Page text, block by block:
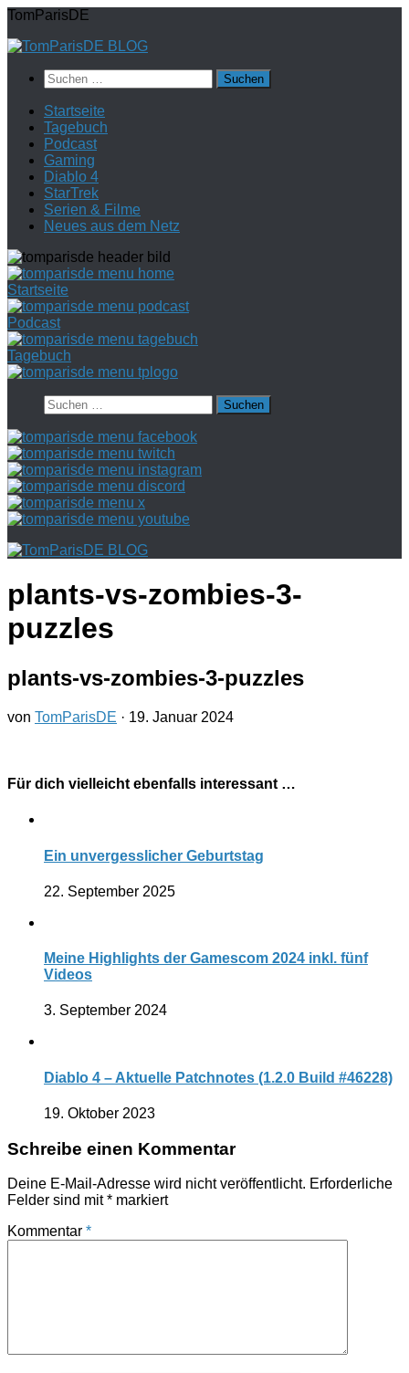
Zum
springen
TomParisDE
Suchen
nach:
Startseite
Tagebuch
Podcast
Gaming
Diablo 4
StarTrek
Serien & Filme
Neues aus dem Netz
Startseite
Podcast
Tagebuch
Suchen
nach:
plants-vs-zombies-3-
puzzles
plants-vs-zombies-3-puzzles
von TomParisDE · 19. Januar 2024
Für dich vielleicht ebenfalls interessant …
Ein unvergesslicher Geburtstag
22. September 2025
Meine Highlights der Gamescom 2024 inkl. fünf
Videos
3. September 2024
Diablo 4 – Aktuelle Patchnotes (1.2.0 Build #46228)
19. Oktober 2023
Schreibe einen Kommentar
Deine E-Mail-Adresse wird nicht veröffentlicht. Erforderliche
Felder sind mit* markiert
Kommentar *